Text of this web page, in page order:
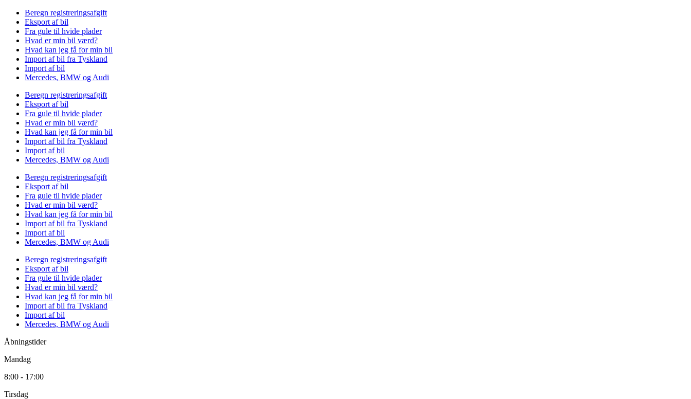
Beregn registreringsafgift
Eksport af bil
Fra gule til hvide plader
Hvad er min bil værd?
Hvad kan jeg få for min bil
Import af bil fra Tyskland
Import af bil
Mercedes, BMW og Audi
Beregn registreringsafgift
Eksport af bil
Fra gule til hvide plader
Hvad er min bil værd?
Hvad kan jeg få for min bil
Import af bil fra Tyskland
Import af bil
Mercedes, BMW og Audi
Beregn registreringsafgift
Eksport af bil
Fra gule til hvide plader
Hvad er min bil værd?
Hvad kan jeg få for min bil
Import af bil fra Tyskland
Import af bil
Mercedes, BMW og Audi
Beregn registreringsafgift
Eksport af bil
Fra gule til hvide plader
Hvad er min bil værd?
Hvad kan jeg få for min bil
Import af bil fra Tyskland
Import af bil
Mercedes, BMW og Audi
Åbningstider
Mandag
8:00 - 17:00
Tirsdag